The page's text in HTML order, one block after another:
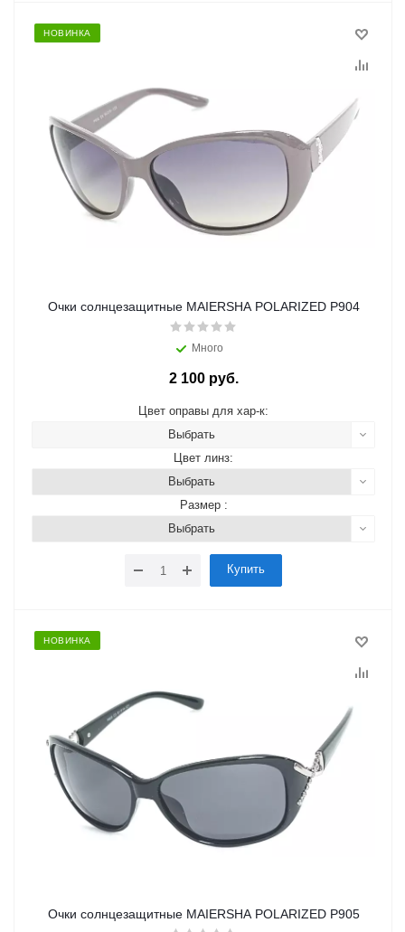
НОВИНКА
Очки солнцезащитные MAIERSHA POLARIZED P904
Много
2 100 руб.
Цвет оправы для хар-к:
Выбрать
Цвет линз:
Выбрать
Размер :
Выбрать
Купить
НОВИНКА
Очки солнцезащитные MAIERSHA POLARIZED P905